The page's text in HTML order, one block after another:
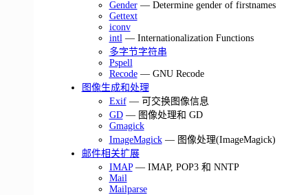
Gender— Determine gender of firstnames
Gettext
iconv
intl — Internationalization Functions
多字节字符串
Pspell
Recode— GNU Recode
图像生成和处理
Exif— 可交换图像信息
GD— 图像处理和 GD
Gmagick
ImageMagick— 图像处理(ImageMagick)
邮件相关扩展
IMAP— IMAP, POP3 和 NNTP
Mail
Mailparse